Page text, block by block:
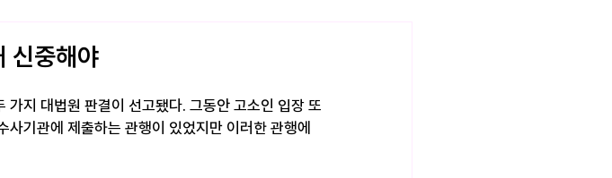
신중해야
지 대법원 판결이 선고됐다. 그동안 고소인 입장 또
기관에 제출하는 관행이 있었지만 이러한 관행에